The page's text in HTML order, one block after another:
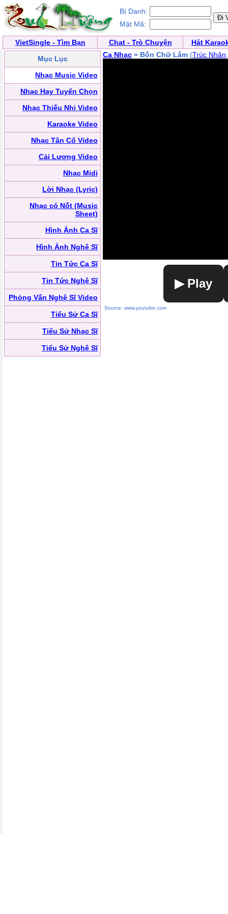
Bí Danh:
Mật Mã:
VietSingle - Tìm Bạn Chat - Trò Chuyện
Hát
Mục Lục
Nhạc Music Video
Nhạc Hay Tuyển Chọn
Nhạc Thiếu Nhi Video
Karaoke Video
Nhạc Tân Cổ Video
Cải Lương Video
Nhạc Midi
Lời Nhạc (Lyric)
Nhạc có Nốt (Music
Sheet)
Hình Ảnh Ca Sĩ
Hình Ảnh Nghệ Sĩ
Tin Tức Ca Sĩ
Tin Tức Nghệ Sĩ
Phỏng Vấn Nghệ Sĩ Video
Tiểu Sử Ca Sĩ
Tiểu Sử Nhạc Sĩ
Tiểu Sử Nghệ Sĩ
Ca Nhạc » Bốn Chữ Lắm (Trúc Nhân
▶ Play
Source: www.youtube.com